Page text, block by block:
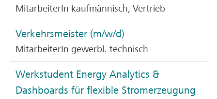
MitarbeiterIn kaufmännisch, Vertrieb
Verkehrsmeister (m/w/d)
MitarbeiterIn gewerbl.-technisch
Werkstudent Energy Analytics &
Dashboards für flexible Stromerzeugung